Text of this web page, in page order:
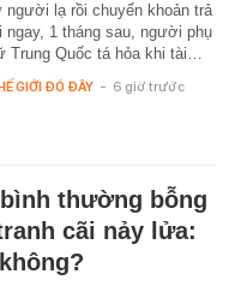
người lạ rồi chuyển khoản trả
ngay, 1 tháng sau, người phụ
Trung Quốc tá hỏa khi tài…
GIỚI ĐÓ ĐÂY - 6 giờ trước
thường bỗng
cãi nảy lửa: